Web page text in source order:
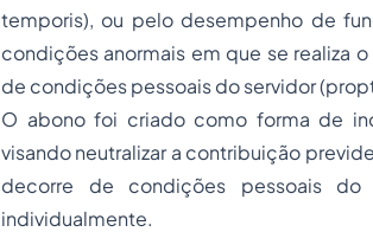
temporis), ou pelo desempenho de
condições anormais em que se realiza
de condições pessoais do servidor
O abono foi criado como forma de
visando neutralizar a contribuição
decorre de condições pessoais do
individualmente.